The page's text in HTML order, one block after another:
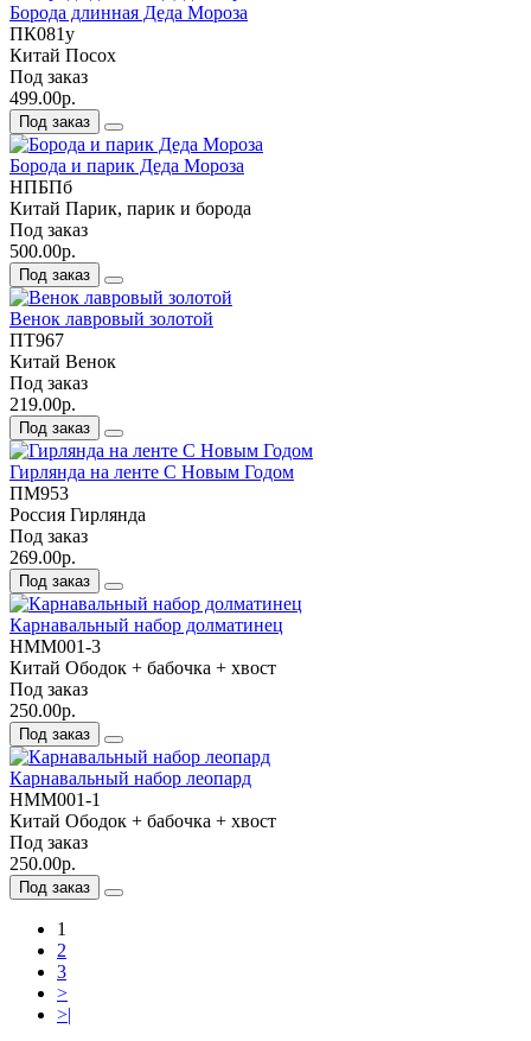
Борода длинная Деда Мороза
ПК081у
Китай Посох
Под заказ
499.00р.
Под заказ
Борода и парик Деда Мороза
НПБПб
Китай Парик, парик и борода
Под заказ
500.00р.
Под заказ
Венок лавровый золотой
ПТ967
Китай Венок
Под заказ
219.00р.
Под заказ
Гирлянда на ленте С Новым Годом
ПМ953
Россия Гирлянда
Под заказ
269.00р.
Под заказ
Карнавальный набор долматинец
НММ001-3
Китай Ободок + бабочка + хвост
Под заказ
250.00р.
Под заказ
Карнавальный набор леопард
НММ001-1
Китай Ободок + бабочка + хвост
Под заказ
250.00р.
Под заказ
1
2
3
>
>|